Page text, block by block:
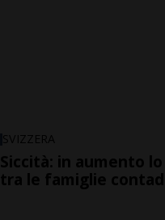
SVIZZERA
Siccità: in aumento
tra le famiglie